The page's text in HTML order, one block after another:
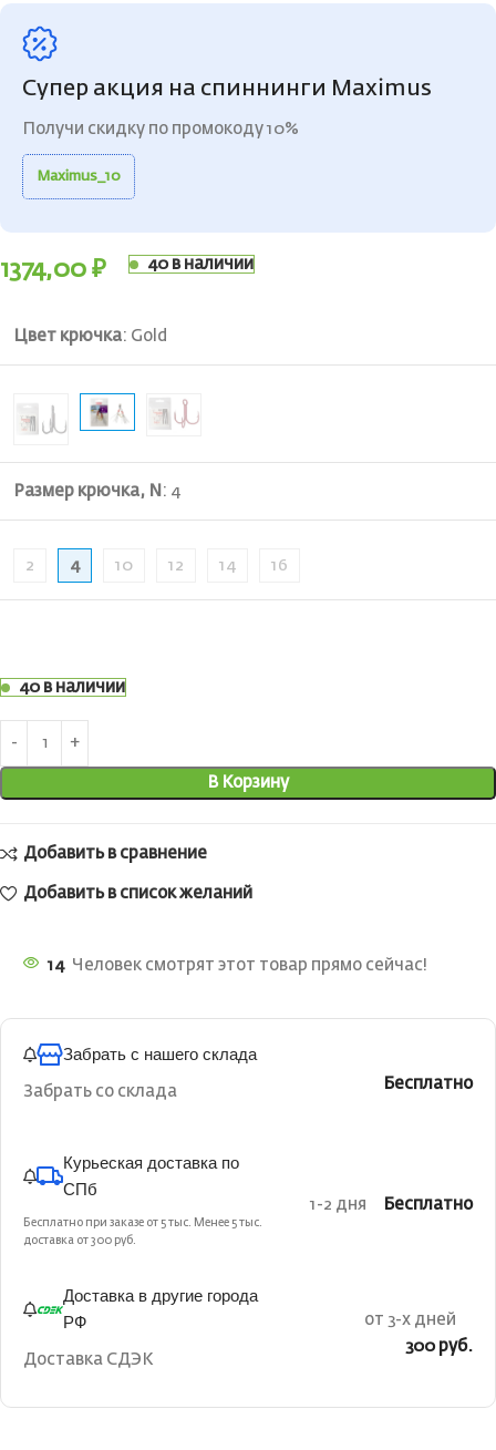
Супер акция на спиннинги Maximus
Получи скидку по промокоду 10%
Maximus_10
1374,00 ₽ 40 в наличии
Цвет крючка: Gold
Размер крючка, N : 4
2 4 10 12 14 16
40 в наличии
В Корзину
Добавить в сравнение
Добавить в список желаний
14 Человек смотрят этот товар прямо сейчас!
Забрать с нашего склада
Забрать со склада Бесплатно
Курьеская доставка по
СПб
Бесплатно при заказе от 5 тыс. Менее 5 тыс.
доставка от 300 руб.
1-2 дня Бесплатно
Доставка в другие города
РФ
Доставка СДЭК
от 3-х дней
300 руб.